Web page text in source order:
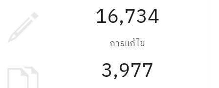
16,734
การแก้ไข
3,977